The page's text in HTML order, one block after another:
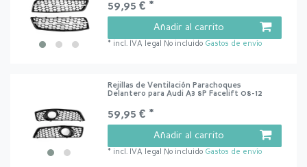
59,95 € *
Añadir al carrito
* incl. IVA legal No incluido Gastos de envío
Rejillas de Ventilación Parachoques
Delantero para Audi A3 8P Facelift 08-12
59,95 € *
Añadir al carrito
* incl. IVA legal No incluido Gastos de envío